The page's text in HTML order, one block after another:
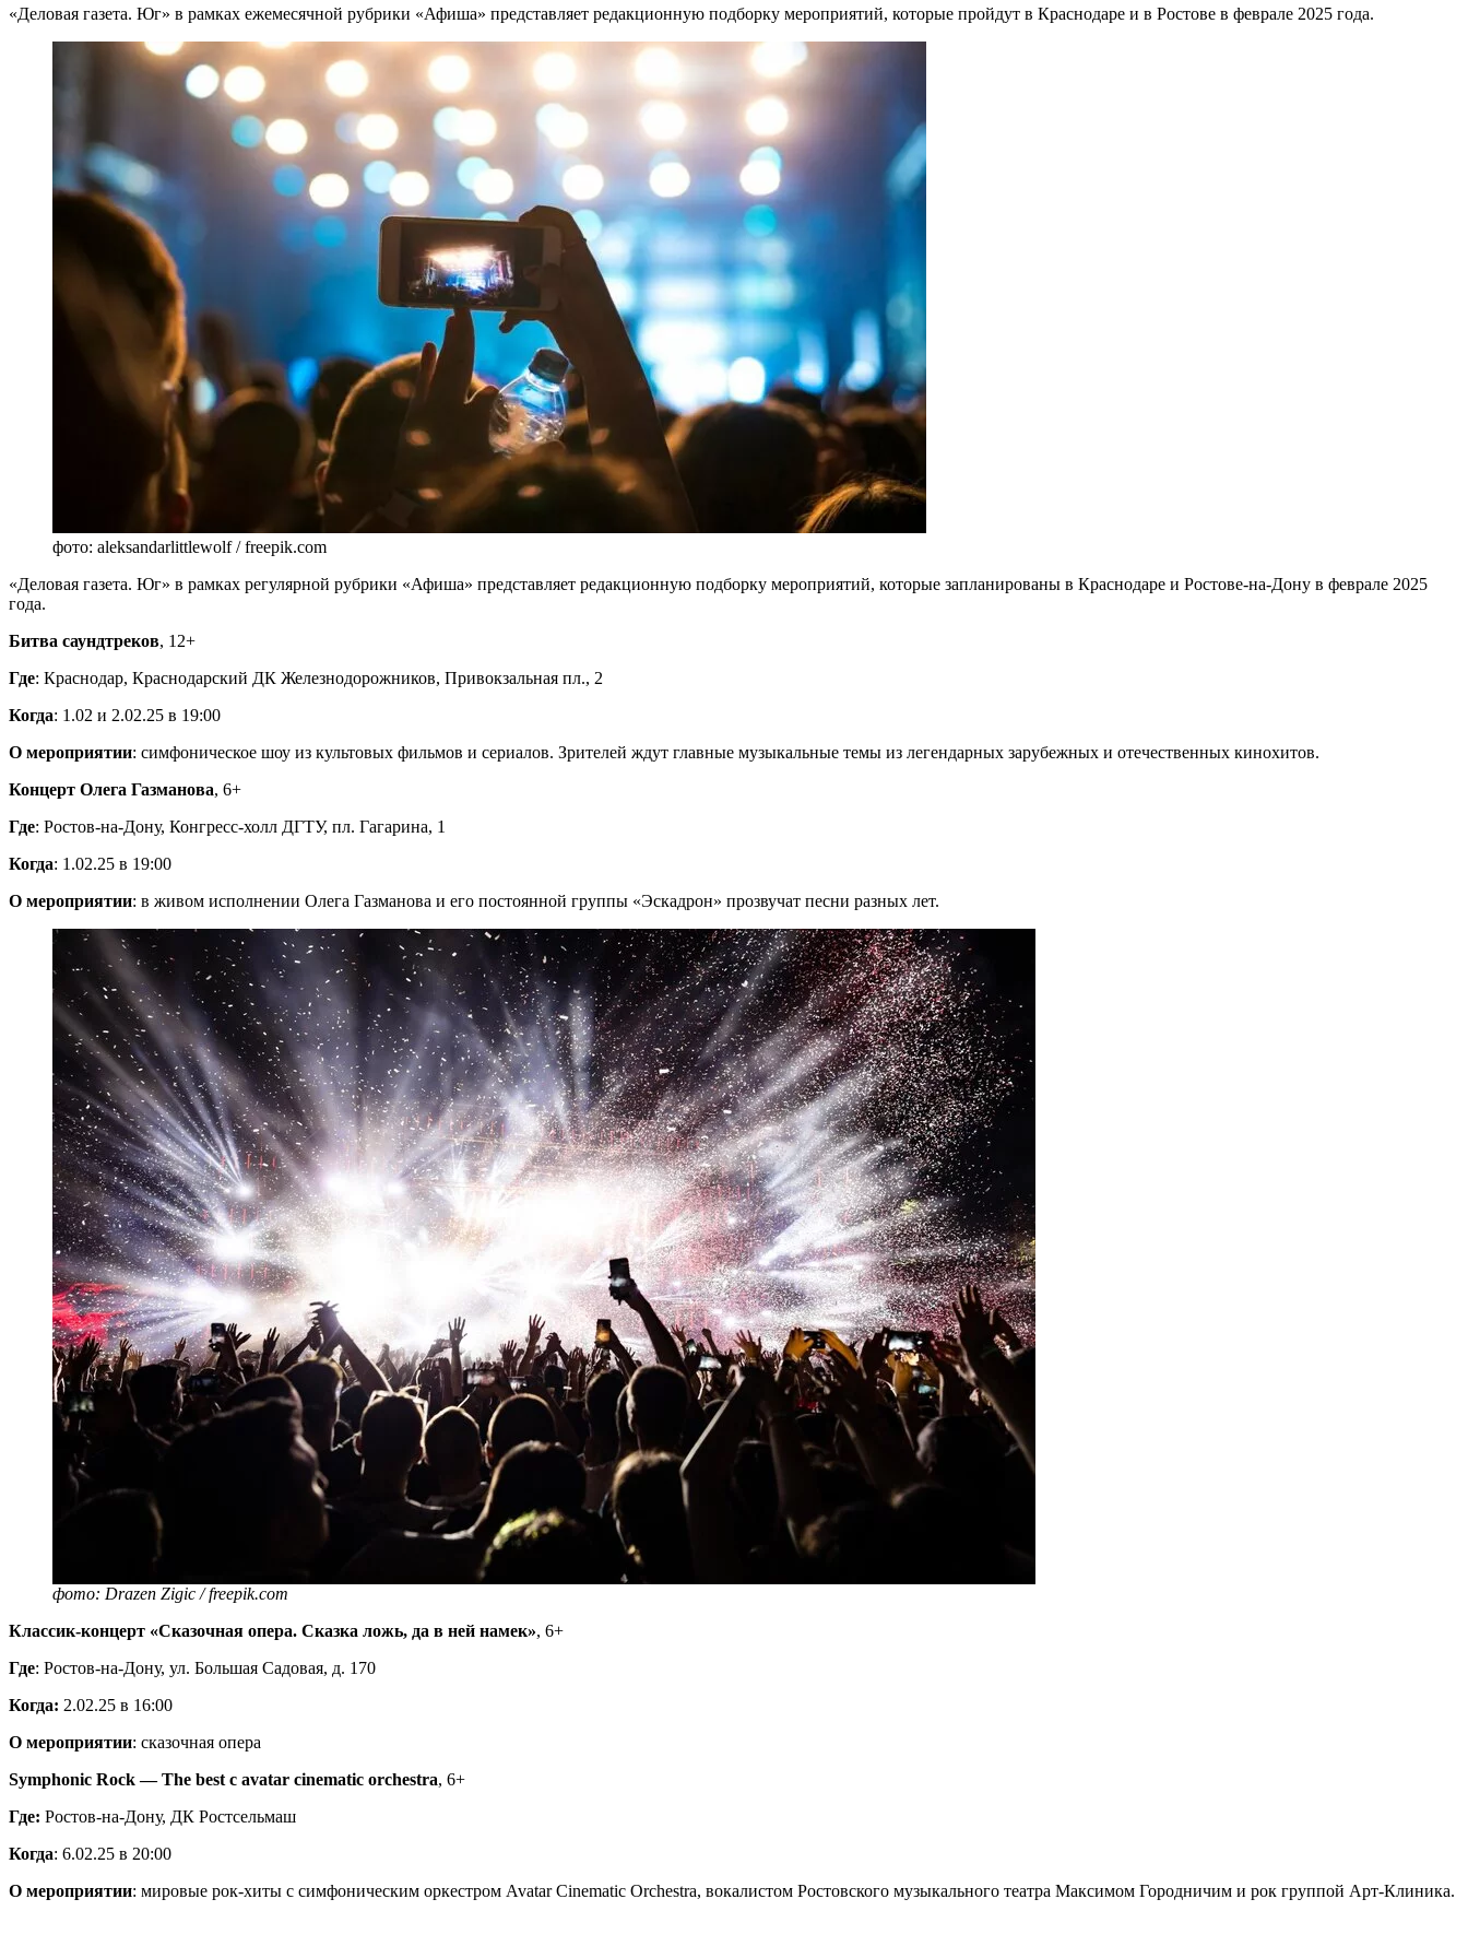
«Деловая газета. Юг» в рамках ежемесячной рубрики «Афиша» представляет редакционную подборку мероприятий, которые пройдут в Краснодаре и в Ростове в феврале 2025 года.
фото: aleksandarlittlewolf / freepik.com
«Деловая газета. Юг» в рамках регулярной рубрики «Афиша» представляет редакционную подборку мероприятий, которые запланированы в Краснодаре и Ростове-на-Дону в феврале 2025
года.
Битва саундтреков, 12+
Где: Краснодар, Краснодарский ДК Железнодорожников, Привокзальная пл., 2
Когда: 1.02 и 2.02.25 в 19:00
О мероприятии: симфоническое шоу из культовых фильмов и сериалов. Зрителей ждут главные музыкальные темы из легендарных зарубежных и отечественных кинохитов.
Концерт Олега Газманова, 6+
Где: Ростов-на-Дону, Конгресс-холл ДГТУ, пл. Гагарина, 1
Когда: 1.02.25 в 19:00
О мероприятии: в живом исполнении Олега Газманова и его постоянной группы «Эскадрон» прозвучат песни разных лет.
фото: Drazen Zigic / freepik.com
Классик-концерт «Сказочная опера. Сказка ложь, да в ней намек», 6+
Где: Ростов-на-Дону, ул. Большая Садовая, д. 170
Когда: 2.02.25 в 16:00
О мероприятии: сказочная опера
Symphonic Rock — The best c avatar cinematic orchestra, 6+
Где: Ростов-на-Дону, ДК Ростсельмаш
Когда: 6.02.25 в 20:00
О мероприятии: мировые рок-хиты с симфоническим оркестром Avatar Cinematic Orchestra, вокалистом Ростовского музыкального театра Максимом Городничим и рок группой Арт-Клиника.